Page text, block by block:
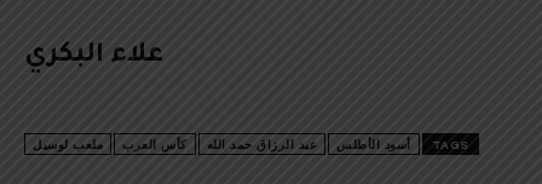
علاء البكري
TAGS أسود الأطلس عبد الرزاق حمد الله كأس العرب ملعب لوسيل